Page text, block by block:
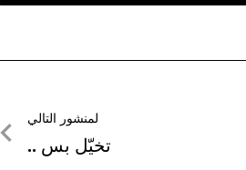
لمنشور التالي
لمنشور
تخيّل بس ..